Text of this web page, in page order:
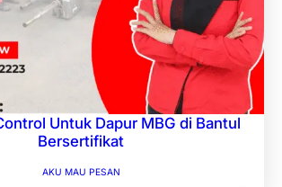
Untuk Dapur MBG di Bantul
Bersertifikat
AKU MAU PESAN